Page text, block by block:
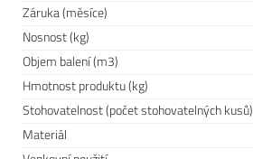
Záruka (měsíce)
Nosnost (kg)
Objem balení (m3)
Hmotnost produktu (kg)
Stohovatelnost (počet stohovatelných kusů)
Materiál